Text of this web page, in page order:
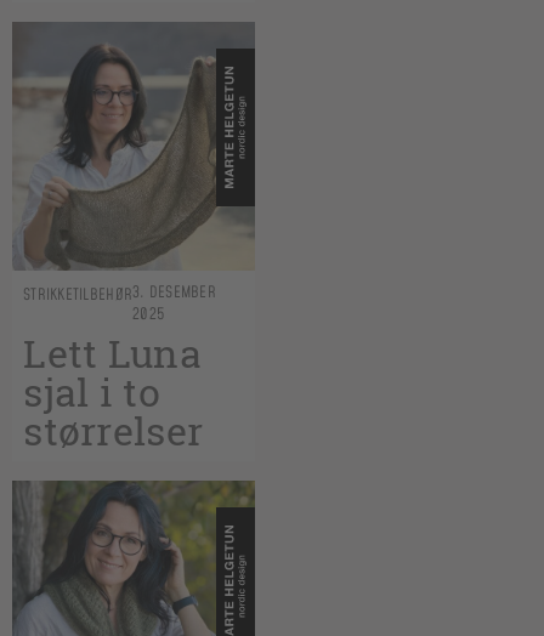
STRIKKETILBEHØR3. DESEMBER
2025
Lett Luna
sjal i to
størrelser